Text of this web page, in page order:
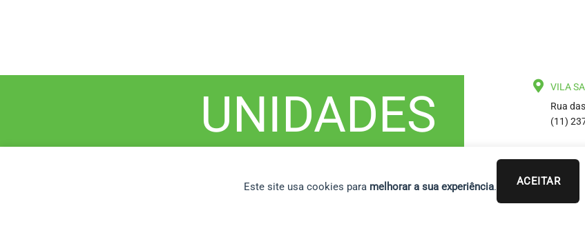
Este site usa cookies para melhorar a sua experiência. ACEITAR
UNIDADES
VILA
Rua
(11)
BIOCLUB FITNESS CAMPO BELO LTDA - CNPJ : 20.890.632.0001/85 -